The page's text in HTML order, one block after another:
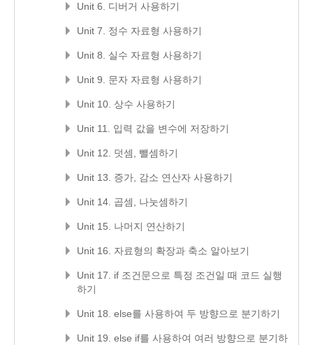
Unit 6. 디버거 사용하기
Unit 7. 정수 자료형 사용하기
Unit 8. 실수 자료형 사용하기
Unit 9. 문자 자료형 사용하기
Unit 10. 상수 사용하기
Unit 11. 입력 값을 변수에 저장하기
Unit 12. 덧셈, 뺄셈하기
Unit 13. 증가, 감소 연산자 사용하기
Unit 14. 곱셈, 나눗셈하기
Unit 15. 나머지 연산하기
Unit 16. 자료형의 확장과 축소 알아보기
Unit 17. if 조건문으로 특정 조건일 때 코드 실행
하기
Unit 18. else를 사용하여 두 방향으로 분기하기
Unit 19. else if를 사용하여 여러 방향으로 분기하